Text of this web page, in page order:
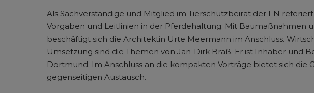
Als Sachverständige und Mitglied im Tierschutzbeirat der FN
Vorgaben und Leitlinien in der Pferdehaltung. Mit Baumaßnahmen
beschäftigt sich die Architektin Urte Meermann im Anschluss.
Umsetzung sind die Themen von Jan-Dirk Braß. Er ist Inhaber und
Dortmund. Im Anschluss an die kompakten Vorträge bietet sich die
gegenseitigen Austausch.